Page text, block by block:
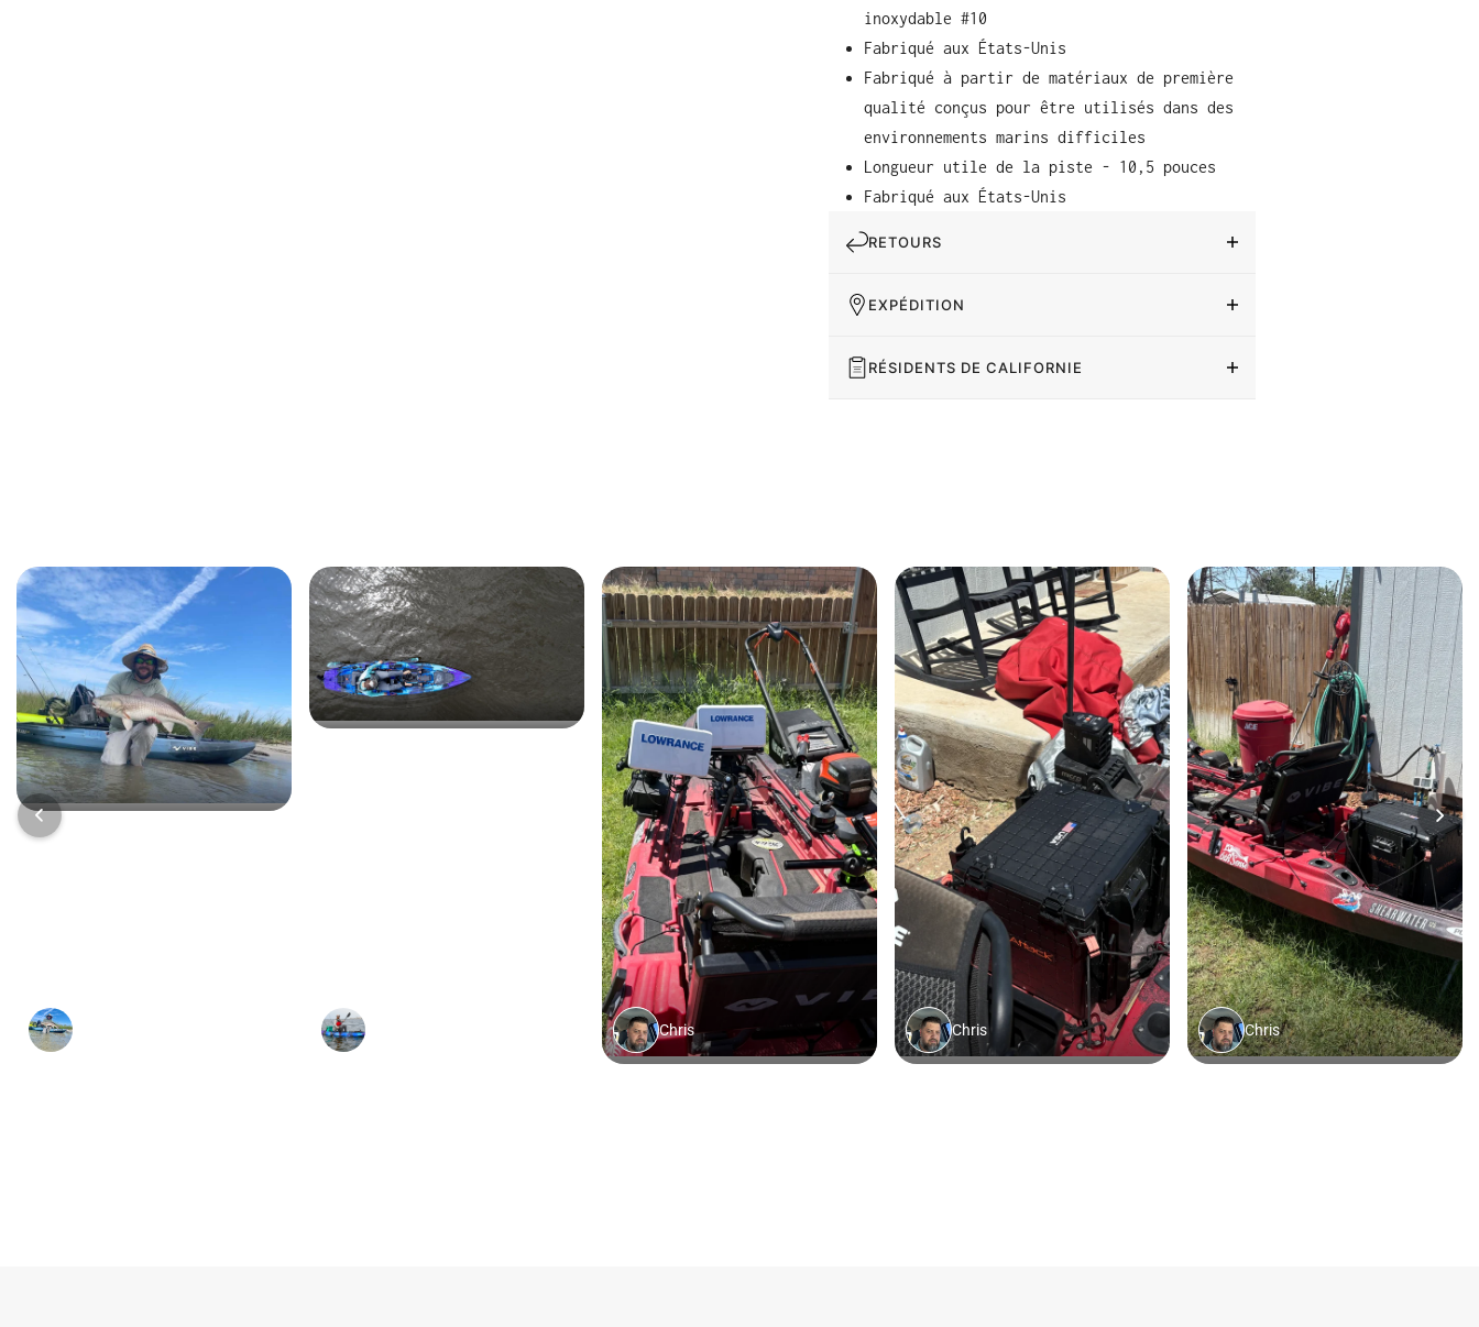
inoxydable #10
Fabriqué aux États-Unis
Fabriqué à partir de matériaux de première
qualité conçus pour être utilisés dans des
environnements marins difficiles
Longueur utile de la piste - 10,5 pouces
Fabriqué aux États-Unis
RETOURS
EXPÉDITION
RÉSIDENTS DE CALIFORNIE